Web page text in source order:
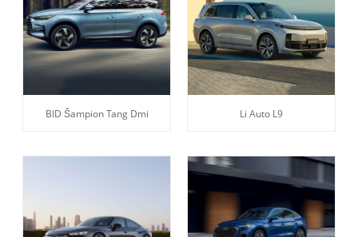
BID Šampion Tang Dmi Li Auto L9